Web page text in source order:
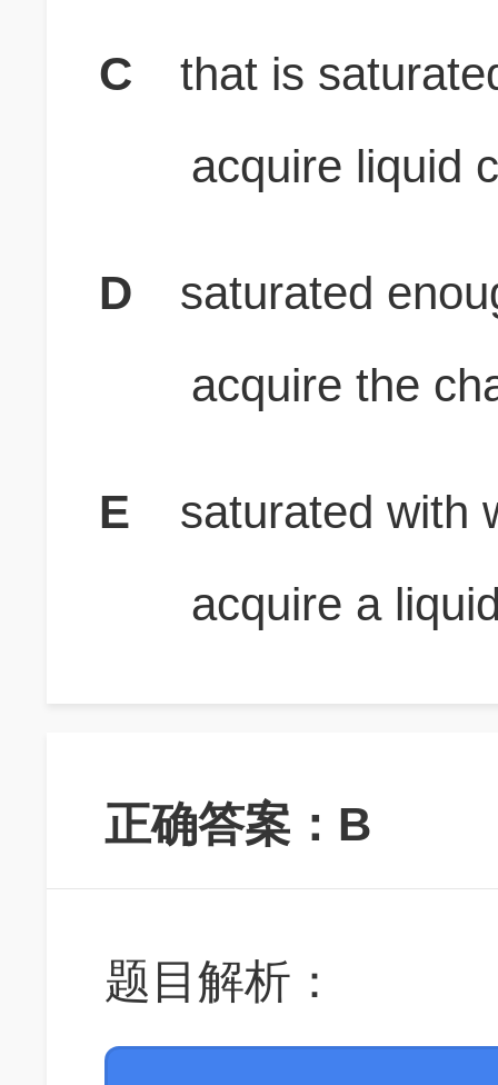
C
that is
acquire liquid
D
saturated
acquire the
E
saturated with
acquire a
正确答案：B
题目解析：